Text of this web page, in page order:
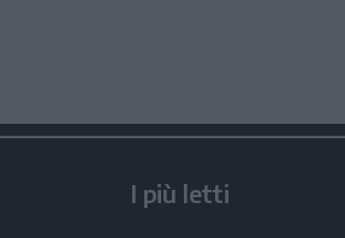
I più letti